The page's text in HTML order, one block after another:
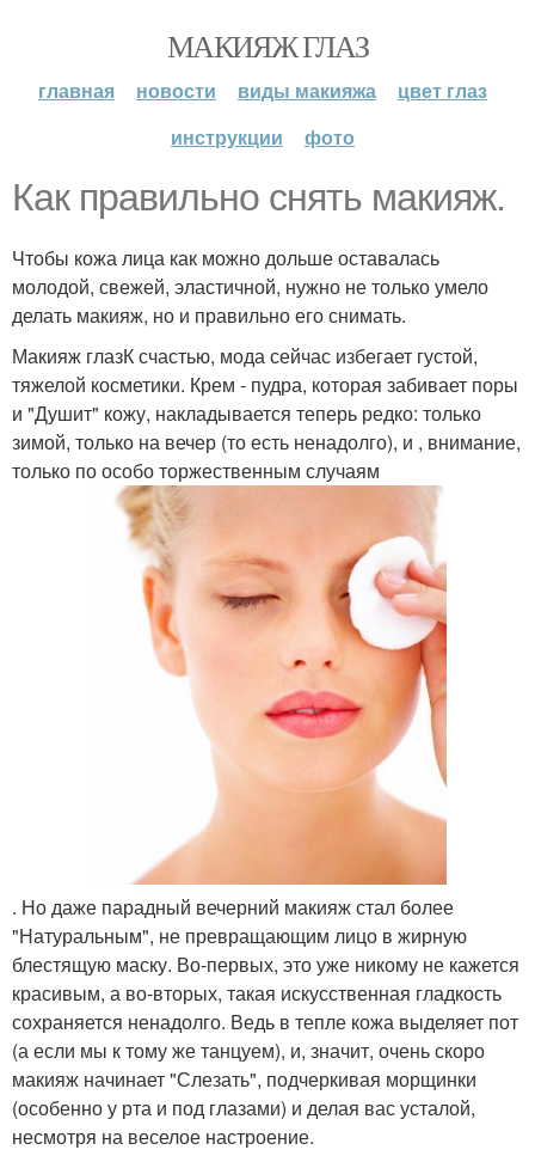
МАКИЯЖ ГЛАЗ
главная новости виды макияжа
цвет глаз
инструкции
фото
Как правильно снять макияж.
Чтобы кожа лица как можно дольше оставалась
молодой, свежей, эластичной, нужно не только умело
делать макияж, но и правильно его снимать.
Макияж глазК счастью, мода сейчас избегает густой,
тяжелой косметики. Крем - пудра, которая забивает поры
и "Душит" кожу, накладывается теперь редко: только
зимой, только на вечер (то есть ненадолго), и , внимание,
только по особо торжественным случаям
. Но даже парадный вечерний макияж стал более
"Натуральным", не превращающим лицо в жирную
блестящую маску. Во-первых, это уже никому не кажется
красивым, а во-вторых, такая искусственная гладкость
сохраняется ненадолго. Ведь в тепле кожа выделяет пот
(а если мы к тому же танцуем), и, значит, очень скоро
макияж начинает "Слезать", подчеркивая морщинки
(особенно у рта и под глазами) и делая вас усталой,
несмотря на веселое настроение.